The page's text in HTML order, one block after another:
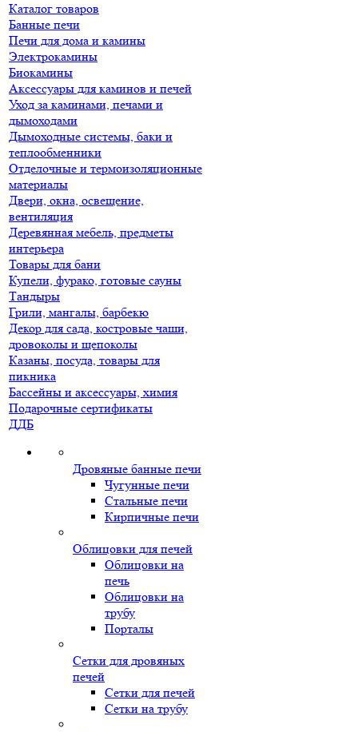
Каталог товаров
Банные печи
Печи для дома и камины
Электрокамины
Биокамины
Аксессуары для каминов и печей
Уход за каминами, печами и
дымоходами
Дымоходные системы, баки и
теплообменники
Отделочные и термоизоляционные
материалы
Двери, окна, освещение,
вентиляция
Деревянная мебель, предметы
интерьера
Товары для бани
Купели, фурако, готовые сауны
Тандыры
Грили, мангалы, барбекю
Декор для сада, костровые чаши,
дровоколы и щепоколы
Казаны, посуда, товары для
пикника
Бассейны и аксессуары, химия
Подарочные сертификаты
ДДБ
Дровяные банные печи
Чугунные печи
Стальные печи
Кирпичные печи
Облицовки для печей
Облицовки на
печь
Облицовки на
трубу
Порталы
Сетки для дровяных
печей
Сетки для печей
Сетки на трубу